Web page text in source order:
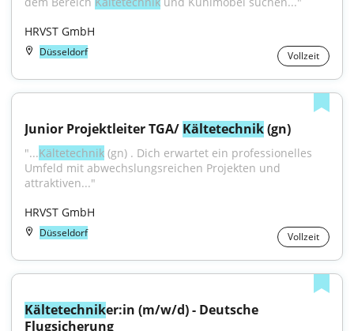
HRVST GmbH
Düsseldorf Vollzeit
Junior Projektleiter TGA/ Kältetechnik (gn)
"...Kältetechnik (gn) . Dich erwartet ein professionelles
Umfeld mit abwechslungsreichen Projekten und
attraktiven..."
HRVST GmbH
Düsseldorf Vollzeit
Kältetechniker:in (m/w/d) - Deutsche
Flugsicherung